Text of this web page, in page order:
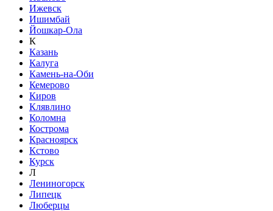
Ижевск
Ишимбай
Йошкар-Ола
К
Казань
Калуга
Камень-на-Оби
Кемерово
Киров
Клявлино
Коломна
Кострома
Красноярск
Кстово
Курск
Л
Лениногорск
Липецк
Люберцы